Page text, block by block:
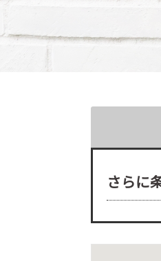
さらに